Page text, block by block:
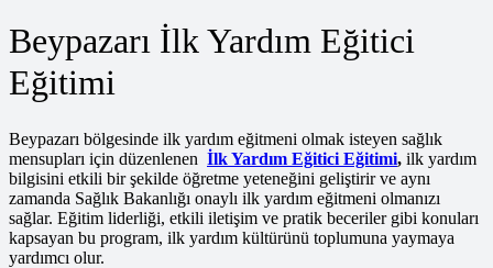
Beypazarı İlk Yardım Eğitici
Eğitimi
Beypazarı bölgesinde ilk yardım eğitmeni olmak isteyen sağlık
mensupları için düzenlenen İlk Yardım Eğitici Eğitimi, ilk yardım
bilgisini etkili bir şekilde öğretme yeteneğini geliştirir ve aynı
zamanda Sağlık Bakanlığı onaylı ilk yardım eğitmeni olmanızı
sağlar. Eğitim liderliği, etkili iletişim ve pratik beceriler gibi konuları
kapsayan bu program, ilk yardım kültürünü toplumuna yaymaya
yardımcı olur.